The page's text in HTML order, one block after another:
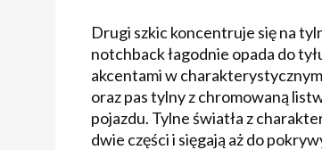
Drugi szkic koncentruje się na
notchback łagodnie opada do
akcentami w
oraz pas tylny z chromowaną
pojazdu. Tylne światła z
dwie części i sięgają aż do